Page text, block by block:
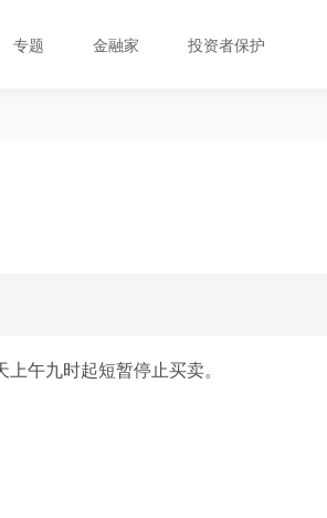
专题 金融家 投资者保护
午九时起短暂停止买卖。